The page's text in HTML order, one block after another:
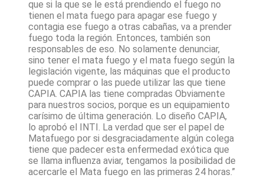
que si la que se le está prendiendo el fuego no
tienen el mata fuego para apagar ese fuego y
contagia ese fuego a otras cabañas, va a prender
fuego toda la región. Entonces, también son
responsables de eso. No solamente denunciar,
sino tener el mata fuego y el mata fuego según la
legislación vigente, las máquinas que el producto
puede comprar o las puede utilizar las que tiene
CAPIA. CAPIA las tiene compradas Obviamente
para nuestros socios, porque es un equipamiento
carísimo de última generación. Lo diseño CAPIA,
lo aprobó el INTI. La verdad que ser el papel de
Matafuego por si desgraciadamente algún colega
tiene que padecer esta enfermedad exótica que
se llama influenza aviar, tengamos la posibilidad de
acercarle el Mata fuego en las primeras 24 horas.”